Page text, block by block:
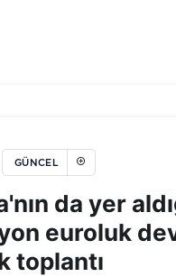
GÜNCEL
da yer
euroluk
toplantı